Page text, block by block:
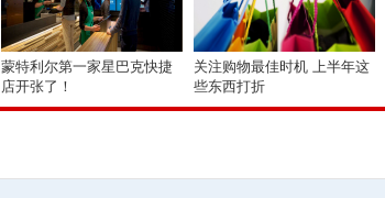
蒙特利尔第一家星巴克快捷
店开张了！
关注购物最佳时机 上半年这
些东西打折